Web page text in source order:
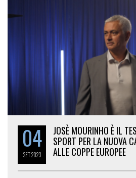
04
SET2023
JOSÈ MOURINHO È IL
SPORT PER LA NUOVA
ALLE COPPE EUROPEE